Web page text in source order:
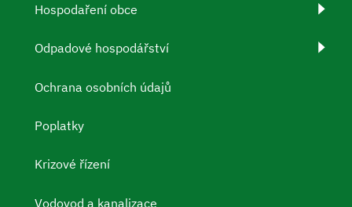
Hospodaření obce
Odpadové hospodářství
Ochrana osobních údajů
Poplatky
Krizové řízení
Vodovod a kanalizace